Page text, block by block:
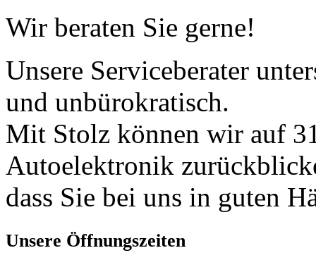
Wir beraten Sie gerne!
Unsere Serviceberater
und unbürokratisch.
Mit Stolz können wir auf
Autoelektronik
dass Sie bei uns in guten
Unsere Öffnungszeiten